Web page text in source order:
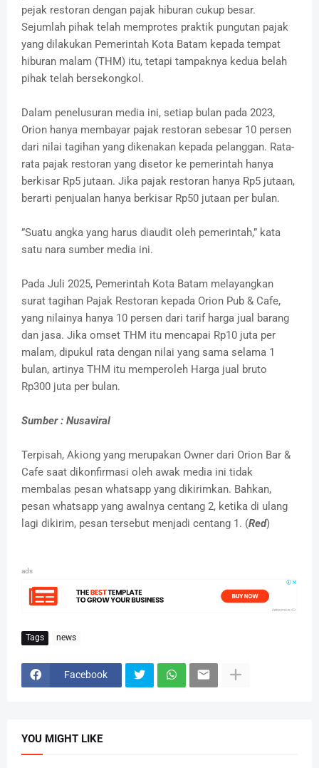
pejak restoran dengan pajak hiburan cukup besar.
Sejumlah pihak telah memprotes praktik pungutan pajak
yang dilakukan Pemerintah Kota Batam kepada tempat
hiburan malam (THM) itu, tetapi tampaknya kedua belah
pihak telah bersekongkol.
Dalam penelusuran media ini, setiap bulan pada 2023,
Orion hanya membayar pajak restoran sebesar 10 persen
dari nilai tagihan yang dikenakan kepada pelanggan. Rata-
rata pajak restoran yang disetor ke pemerintah hanya
berkisar Rp5 jutaan. Jika pajak restoran hanya Rp5 jutaan,
berarti penjualan hanya berkisar Rp50 jutaan per bulan.
”Suatu angka yang harus diaudit oleh pemerintah,” kata
satu nara sumber media ini.
Pada Juli 2025, Pemerintah Kota Batam melayangkan
surat tagihan Pajak Restoran kepada Orion Pub & Cafe,
yang nilainya hanya 10 persen dari tarif harga jual barang
dan jasa. Jika omset THM itu mencapai Rp10 juta per
malam, dipukul rata dengan nilai yang sama selama 1
bulan, artinya THM itu memperoleh Harga jual bruto
Rp300 juta per bulan.
Sumber : Nusaviral
Terpisah, Akiong yang merupakan Owner dari Orion Bar &
Cafe saat dikonfirmasi oleh awak media ini tidak
membalas pesan whatsapp yang dikirimkan. Bahkan,
pesan whatsapp yang awalnya centang 2, ketika di ulang
lagi dikirim, pesan tersebut menjadi centang 1. (Red)
ads
Tags news
Facebook
YOU MIGHT LIKE